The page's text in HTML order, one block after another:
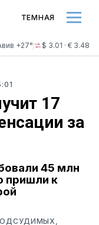
+27° $ 3.01 · € 3.48
ТЕМНАЯ
17
за
45 млн
пришли к